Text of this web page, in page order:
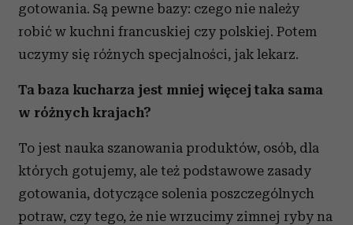
gotowania. Są pewne bazy: czego nie należy
robić w kuchni francuskiej czy polskiej. Potem
uczymy się różnych specjalności, jak lekarz.
Ta baza kucharza jest mniej więcej taka sama
w różnych krajach?
To jest nauka szanowania produktów, osób, dla
których gotujemy, ale też podstawowe zasady
gotowania, dotyczące solenia poszczególnych
potraw, czy tego, że nie wrzucimy zimnej ryby na